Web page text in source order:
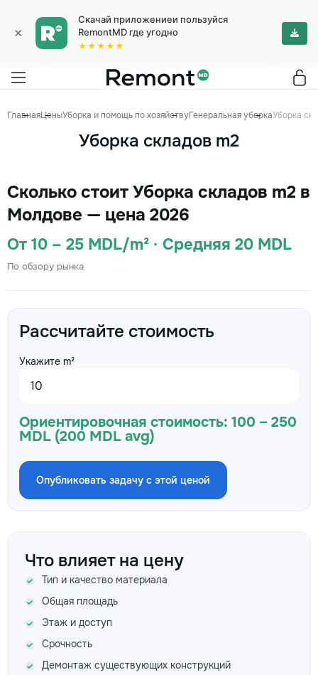
×
Скачай приложениеи пользуйся
RemontMD где угодно
★★★★★
ГлавнаяЦеныУборка и помощь по хозяйствуГенеральная уборкаУборка
Уборка складов m2
Сколько стоит Уборка складов m2 в
Молдове — цена 2026
От 10 – 25 MDL/m² · Средняя 20 MDL
По обзору рынка
Рассчитайте стоимость
Укажите m²
Ориентировочная стоимость: 100 – 250
MDL (200 MDL avg)
Опубликовать задачу с этой ценой
Что влияет на цену
Тип и качество материала
Общая площадь
Этаж и доступ
Срочность
Демонтаж существующих конструкций